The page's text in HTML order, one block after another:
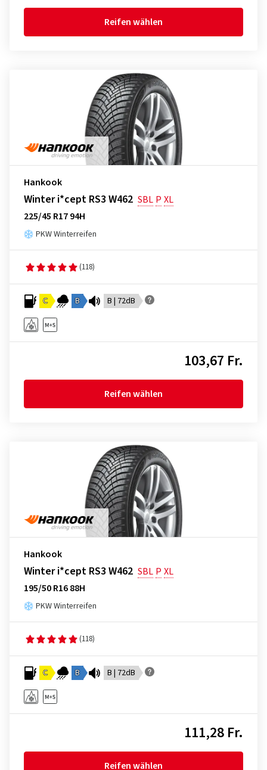
Reifen wählen
Hankook
Winter i*cept RS3 W462 SBL P XL
225/45 R17 94H
PKW Winterreifen
(118)
C B B | 72dB
103,67 Fr.
Reifen wählen
Hankook
Winter i*cept RS3 W462 SBL P XL
195/50 R16 88H
PKW Winterreifen
(118)
C B B | 72dB
111,28 Fr.
Reifen wählen